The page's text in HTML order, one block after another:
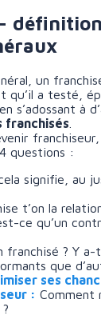
un
qu’il a testé,
s’adossant à
franchisés
questions :
signifie, au
t’on la
ce qu’un
franchisé ? Y
que
ses
: Comment